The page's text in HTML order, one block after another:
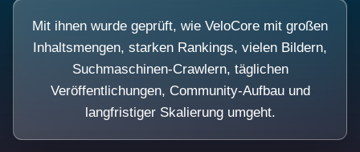
Mit ihnen wurde geprüft, wie VeloCore mit großen
Inhaltsmengen, starken Rankings, vielen Bildern,
Suchmaschinen-Crawlern, täglichen
Veröffentlichungen, Community-Aufbau und
langfristiger Skalierung umgeht.